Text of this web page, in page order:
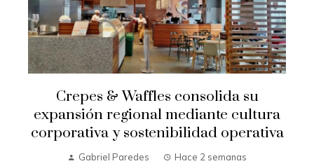
Crepes & Waffles consolida su
expansión regional mediante cultura
corporativa y sostenibilidad operativa
Gabriel Paredes Hace 2 semanas